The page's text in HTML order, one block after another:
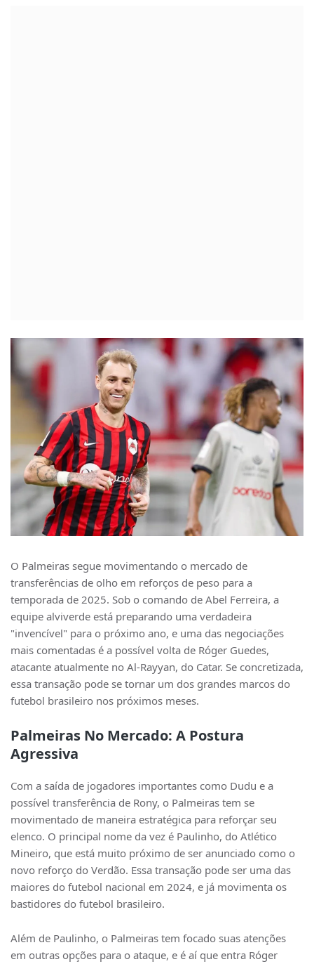
O Palmeiras segue movimentando o mercado de
transferências de olho em reforços de peso para a
temporada de 2025. Sob o comando de Abel Ferreira, a
equipe alviverde está preparando uma verdadeira
"invencível" para o próximo ano, e uma das negociações
mais comentadas é a possível volta de Róger Guedes,
atacante atualmente no Al-Rayyan, do Catar. Se concretizada,
essa transação pode se tornar um dos grandes marcos do
futebol brasileiro nos próximos meses.
Palmeiras No Mercado: A Postura
Agressiva
Com a saída de jogadores importantes como Dudu e a
possível transferência de Rony, o Palmeiras tem se
movimentado de maneira estratégica para reforçar seu
elenco. O principal nome da vez é Paulinho, do Atlético
Mineiro, que está muito próximo de ser anunciado como o
novo reforço do Verdão. Essa transação pode ser uma das
maiores do futebol nacional em 2024, e já movimenta os
bastidores do futebol brasileiro.
Além de Paulinho, o Palmeiras tem focado suas atenções
em outras opções para o ataque, e é aí que entra Róger